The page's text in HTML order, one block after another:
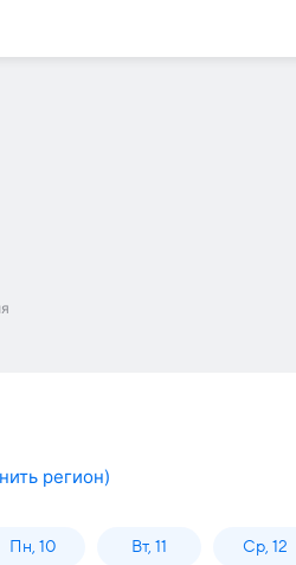
регион)
Пн, 10 Вт, 11 Ср, 12